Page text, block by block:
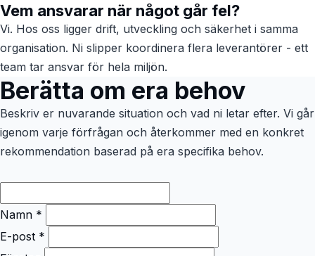
Vem ansvarar när något går fel?
Vi. Hos oss ligger drift, utveckling och säkerhet i samma
organisation. Ni slipper koordinera flera leverantörer - ett
team tar ansvar för hela miljön.
Berätta om era behov
Beskriv er nuvarande situation och vad ni letar efter. Vi går
igenom varje förfrågan och återkommer med en konkret
rekommendation baserad på era specifika behov.
Namn *
E-post *